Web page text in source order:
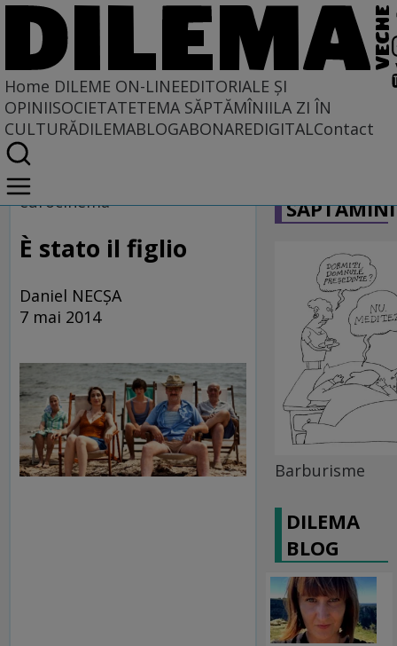
Home DILEME ON-LINEEDITORIALE ȘI
OPINIISOCIETATETEMA SĂPTĂMÎNIILA ZI ÎN
CULTURĂDILEMABLOGABONAREDIGITALContact
Home
Dileme on-line
eurocinema
È stato il figlio
Daniel NECŞA
7 mai 2014
Barburisme
DILEMA
BLOG